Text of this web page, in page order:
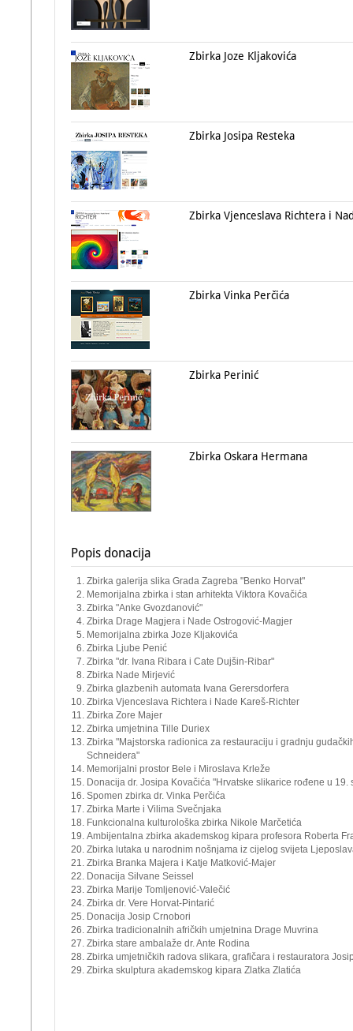
Zbirka Joze Kljakovića
Zbirka Josipa Resteka
Zbirka Vjenceslava Richtera i
Zbirka Vinka Perčića
Zbirka Perinić
Zbirka Oskara Hermana
Popis donacija
Zbirka galerija slika Grada Zagreba "Benko Horvat"
Memorijalna zbirka i stan arhitekta Viktora Kovačića
Zbirka "Anke Gvozdanović"
Zbirka Drage Magjera i Nade Ostrogović-Magjer
Memorijalna zbirka Joze Kljakovića
Zbirka Ljube Penić
Zbirka "dr. Ivana Ribara i Cate Dujšin-Ribar"
Zbirka Nade Mirjević
Zbirka glazbenih automata Ivana Gerersdorfera
Zbirka Vjenceslava Richtera i Nade Kareš-Richter
Zbirka Zore Majer
Zbirka umjetnina Tille Duriex
Zbirka "Majstorska radionica za restauraciju i gradnju
Schneidera"
Memorijalni prostor Bele i Miroslava Krleže
Donacija dr. Josipa Kovačića "Hrvatske slikarice rođene u 19.
Spomen zbirka dr. Vinka Perčića
Zbirka Marte i Vilima Svečnjaka
Funkcionalna kulturološka zbirka Nikole Marčetića
Ambijentalna zbirka akademskog kipara profesora Roberta
Zbirka lutaka u narodnim nošnjama iz cijelog svijeta
Zbirka Branka Majera i Katje Matković-Majer
Donacija Silvane Seissel
Zbirka Marije Tomljenović-Valečić
Zbirka dr. Vere Horvat-Pintarić
Donacija Josip Crnobori
Zbirka tradicionalnih afričkih umjetnina Drage Muvrina
Zbirka stare ambalaže dr. Ante Rodina
Zbirka umjetničkih radova slikara, grafičara i restauratora
Zbirka skulptura akademskog kipara Zlatka Zlatića